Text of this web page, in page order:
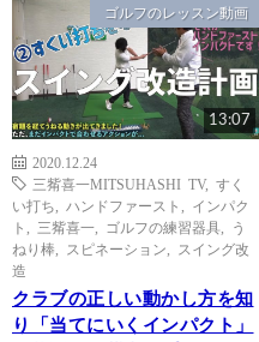
ゴルフのレッスン動画
13:07
2020.12.24
三觜喜一MITSUHASHI TV, すく
い打ち
ハンドファースト
インパク
ト
三觜喜一 ゴルフの練習器具
う
ねり棒
スピネーション
スイング改
造
クラブの正しい動かし方を知
り「当てにいくインパクト」